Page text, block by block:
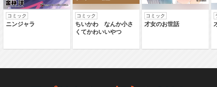
コミック
ニンジャラ
コミック
ちいかわ なんか小さ
くてかわいいやつ
コミック
才女のお世話